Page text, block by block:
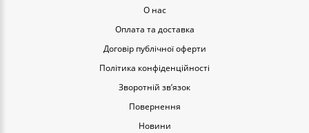
O нас
Оплата та доставка
Договір публічної оферти
Політика конфіденційності
Зворотній зв’язок
Повернення
Новини